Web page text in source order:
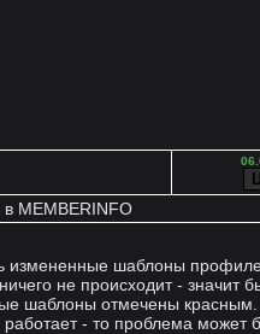
MEMBERINFO
измененные шаблоны
не происходит - значит
шаблоны отмечены
- то проблема может